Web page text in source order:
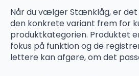
Når du vælger Stænklåg, er
den konkrete variant frem for
produktkategorien. Produktet
fokus på funktion og de
lettere kan afgøre, om det